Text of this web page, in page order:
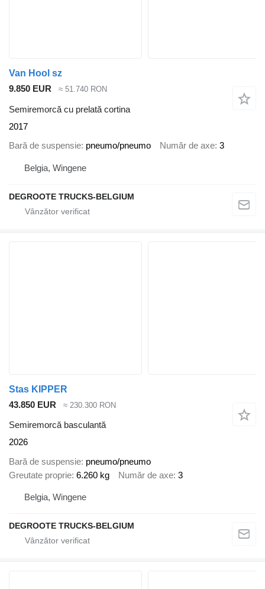
Van Hool sz
9.850 EUR
≈ 51.740 RON
Semiremorcă cu prelată cortina
2017
Bară de suspensie pneumo/pneumo Număr de axe 3
Belgia, Wingene
DEGROOTE TRUCKS-BELGIUM
Stas KIPPER
43.850 EUR
≈ 230.300 RON
Semiremorcă basculantă
2026
Bară de suspensie pneumo/pneumo
Greutate proprie 6.260 kg Număr de axe 3
Belgia, Wingene
DEGROOTE TRUCKS-BELGIUM